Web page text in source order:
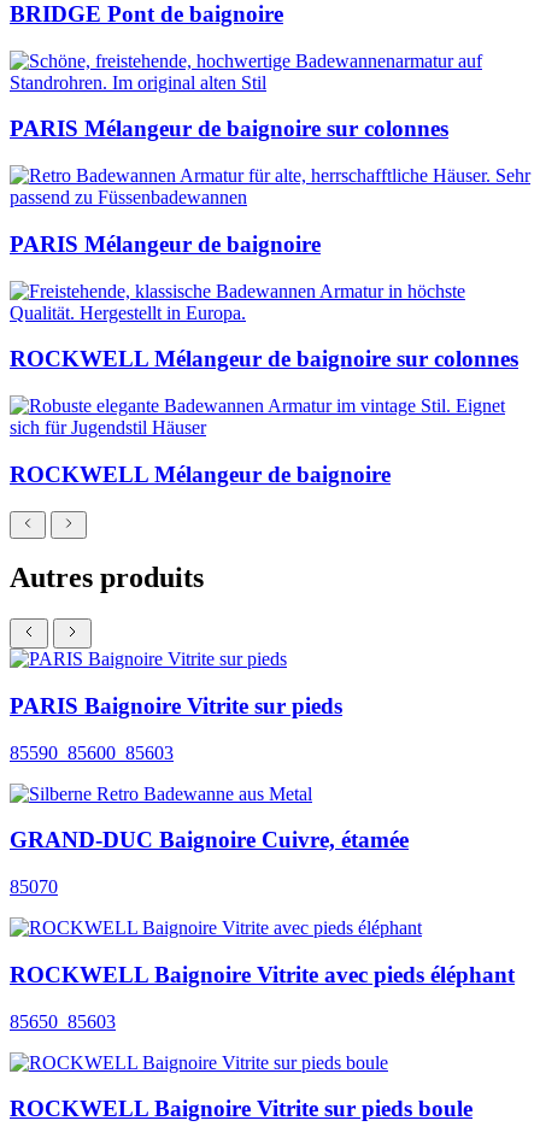
BRIDGE Pont de baignoire
PARIS Mélangeur de baignoire sur colonnes
PARIS Mélangeur de baignoire
ROCKWELL Mélangeur de baignoire sur colonnes
ROCKWELL Mélangeur de baignoire
Autres produits
PARIS Baignoire Vitrite sur pieds
85590_85600_85603
GRAND-DUC Baignoire Cuivre, étamée
85070
ROCKWELL Baignoire Vitrite avec pieds éléphant
85650_85603
ROCKWELL Baignoire Vitrite sur pieds boule